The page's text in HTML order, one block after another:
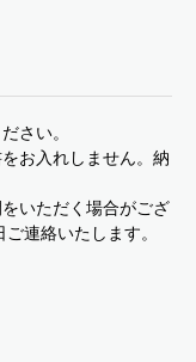
さい。
お入れしません。納
いただく場合がござ
連絡いたします。